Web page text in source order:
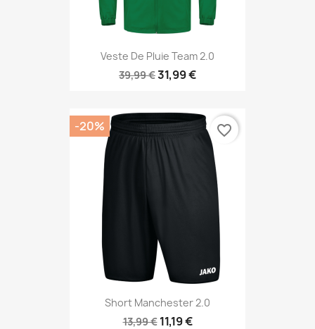
Veste De Pluie Team 2.0
39,99 €31,99 €
Short Manchester 2.0
13,99 € 11,19 €
-20% favorite_border